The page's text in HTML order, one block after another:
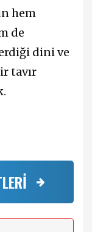
hem
de
dini ve
tavır